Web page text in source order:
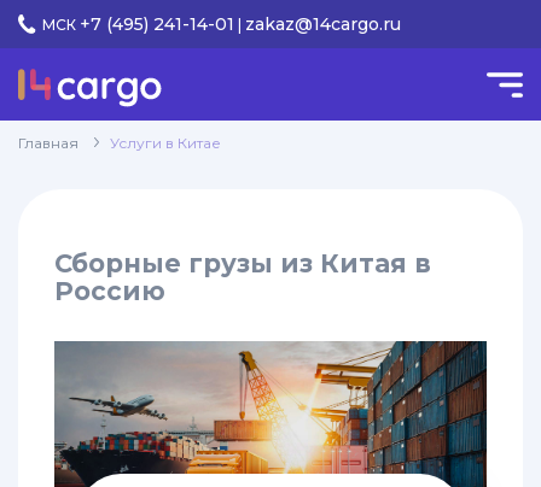
МСК +7 (495) 241-14-01 zakaz@14cargo.ru
Главная Услуги в Китае
КАТЕГОРИИ
Услуги
keyboard_arrow_down
груза
из
Китая
услуги
Китае
Сборные грузы из Китая в
Россию